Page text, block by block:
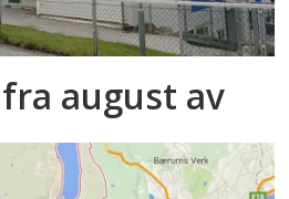
august av